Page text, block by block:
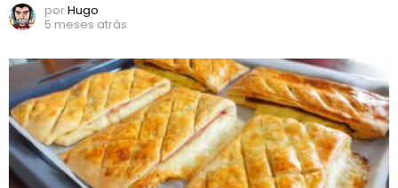
porHugo
5 meses atrás